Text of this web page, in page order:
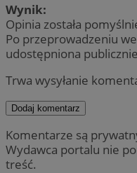
Wynik:
Opinia została
Po przeprowadzeniu
udostępniona
Trwa wysyłanie
Dodaj komentarz
Komentarze są
Wydawca portalu nie
treść.